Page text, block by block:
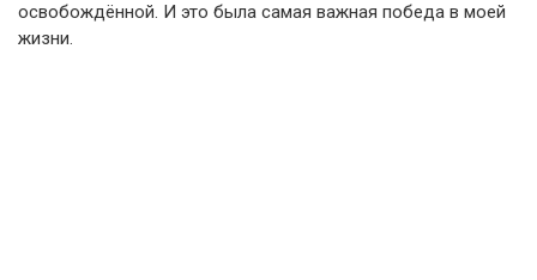
освобождённой. И это была самая важная победа в моей
жизни.